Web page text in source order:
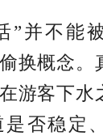
”并不能
换概念。
游客下水
否稳定